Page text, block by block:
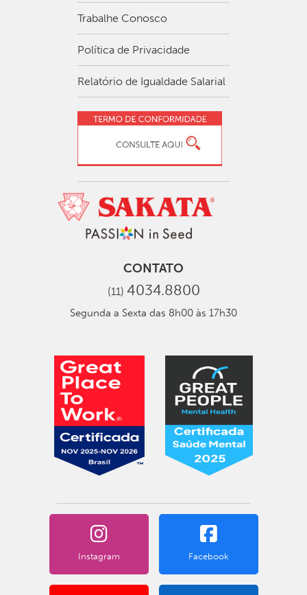
Trabalhe Conosco
Política de Privacidade
Relatório de Igualdade Salarial
CONTATO
(11) 4034.8800
Segunda a Sexta das 8h00 às 17h30
Instagram Facebook